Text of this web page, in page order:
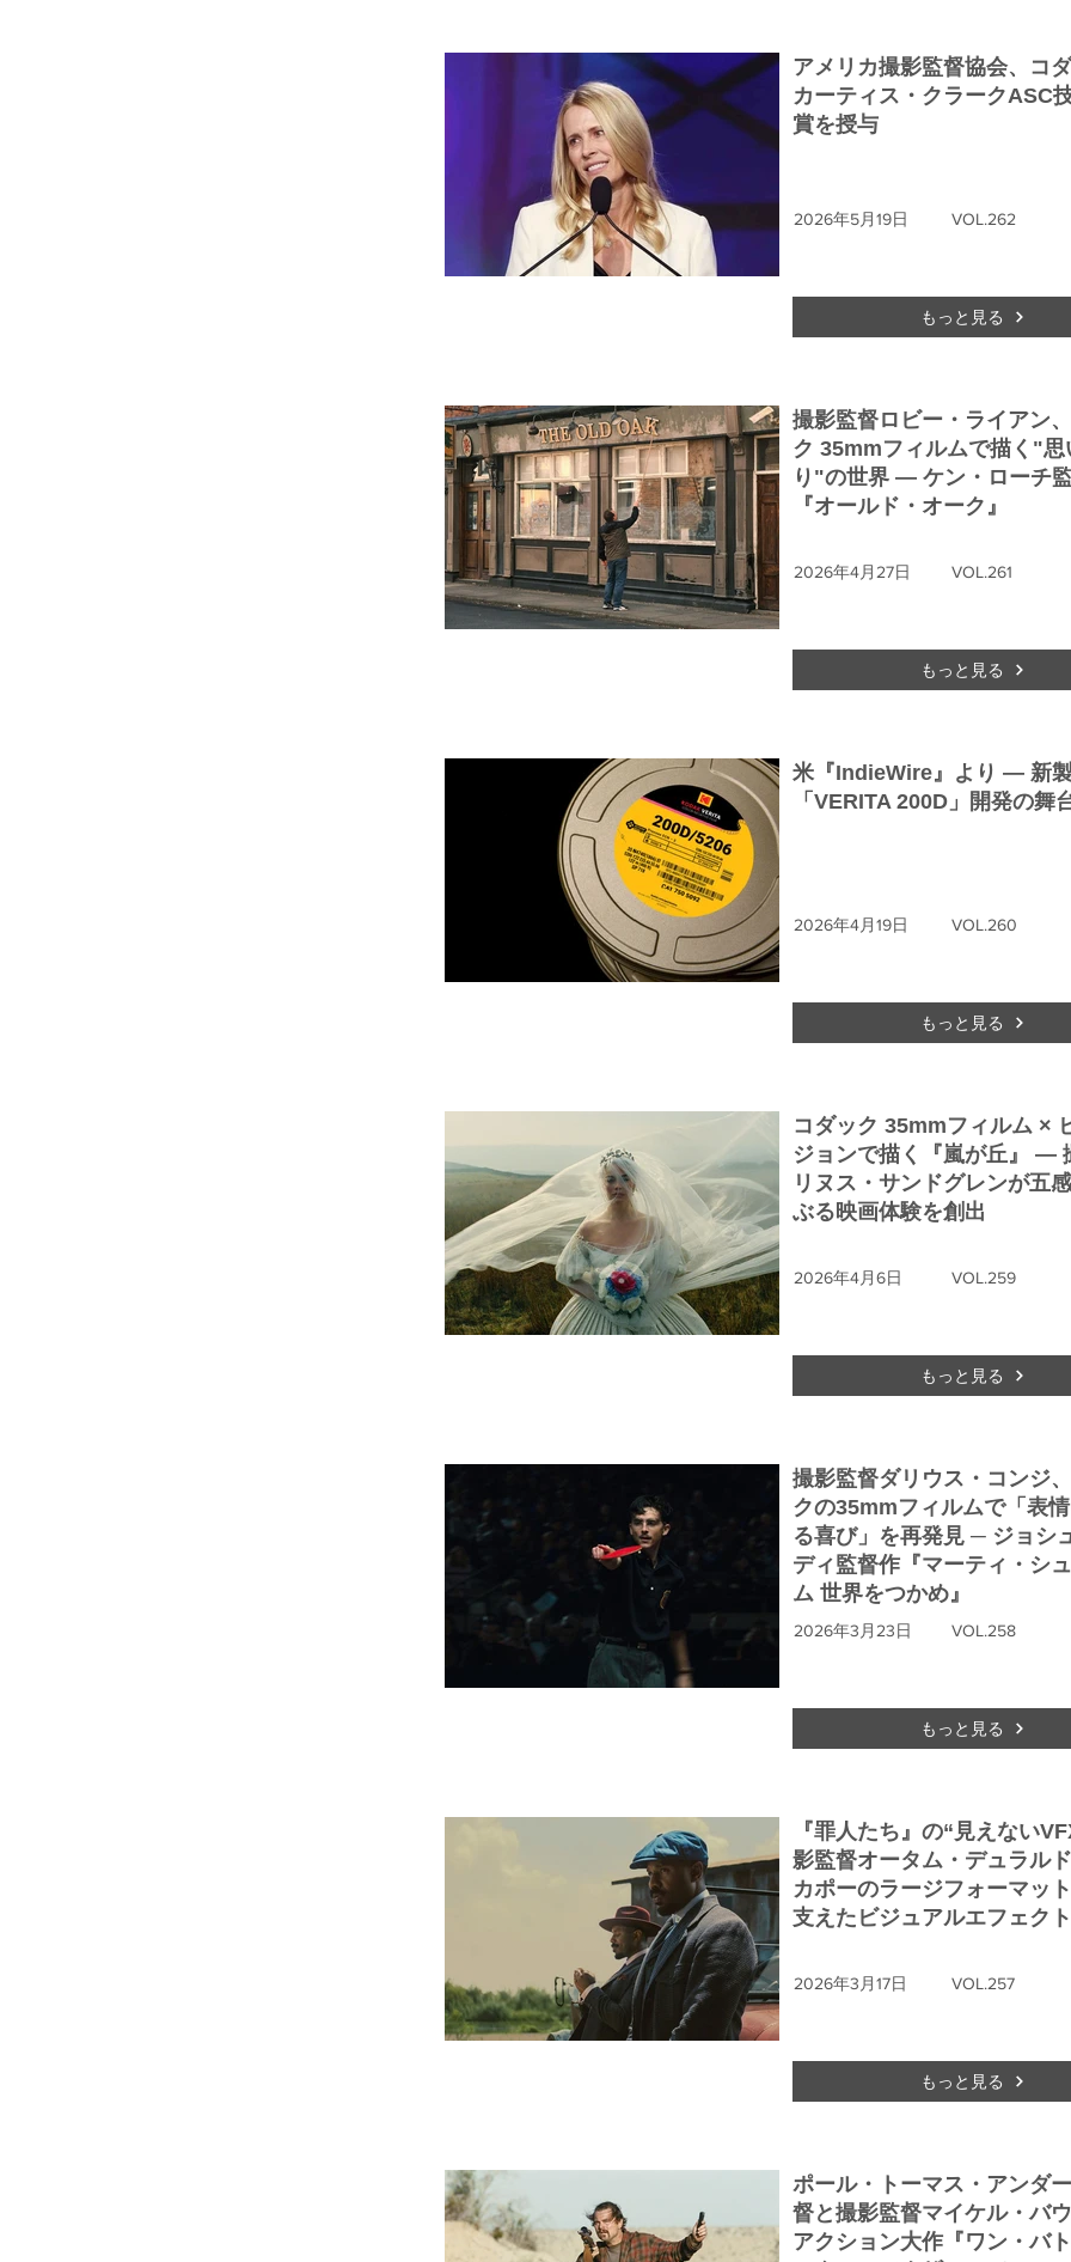
アメリカ撮影監督協会、コ
カーティス・クラークASC
賞を授与
2026年5月19日 VOL.262
もっと見る
撮影監督ロビー・ライアン
ク 35mmフィルムで描く"思
り"の世界 ― ケン・ローチ
『オールド・オーク』
2026年4月27日 VOL.261
もっと見る
米『IndieWire』より ― 新
「VERITA 200D」開発の舞
2026年4月19日 VOL.260
もっと見る
コダック 35mmフィルム ×
ジョンで描く『嵐が丘』 ―
リヌス・サンドグレンが五
ぶる映画体験を創出
2026年4月6日 VOL.259
もっと見る
撮影監督ダリウス・コンジ
クの35mmフィルムで「表情
る喜び」を再発見 ─ ジョシ
ディ監督作『マーティ・シ
ム 世界をつかめ』
2026年3月23日 VOL.258
もっと見る
『罪人たち』の“見えない
影監督オータム・デュラル
カポーのラージフォーマッ
支えたビジュアルエフェクト
2026年3月17日 VOL.257
もっと見る
ポール・トーマス・アンダ
督と撮影監督マイケル・バウ
アクション大作『ワン・バ